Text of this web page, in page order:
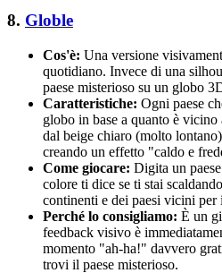
8. Globle
Cos'è: Una versione
quotidiano. Invece di una
paese misterioso su un globo
Caratteristiche: Ogni paese
globo in base a quanto è
dal beige chiaro (molto
creando un effetto "caldo e
Come giocare: Digita un
colore ti dice se ti stai
continenti e dei paesi vicini
Perché lo consigliamo: È un
feedback visivo è
momento "ah-ha!" davvero
trovi il paese misterioso.